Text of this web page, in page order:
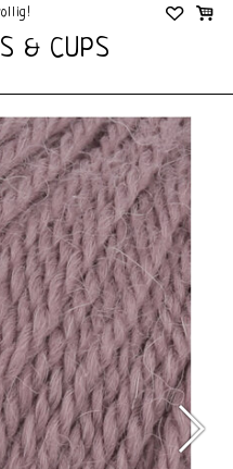
& CUPS